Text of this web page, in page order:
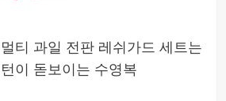
티 과일 전판 레쉬가드 세트는
이 돋보이는 수영복